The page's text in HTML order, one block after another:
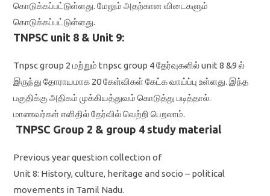
கொடுக்கப்பட்டுள்ளது. மேலும் அதற்கான விடைகளும்
கொடுக்கப்பட்டுள்ளது.
TNPSC unit 8 & Unit 9:
Tnpsc group 2 மற்றும் tnpsc group 4 தேர்வுகளில் unit 8 &9 ல்
இருந்து தோராயமாக 20 கேள்விகள் கேட்க வாய்ப்பு உள்ளது. இந்த
பகுதிக்கு அதிகம் முக்கியத்துவம் கொடுத்து படித்தால்.
மாணவர்கள் எளிதில் தேர்வில் வெற்றி பெறலாம்.
TNPSC Group 2 & group 4 study material
Previous year question collection of
Unit 8: History, culture, heritage and socio – political
movements in Tamil Nadu.